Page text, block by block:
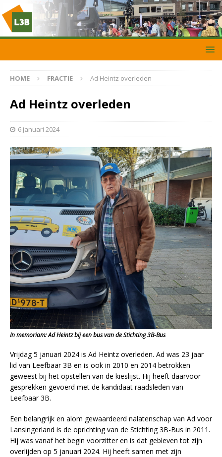
HOME FRACTIE Ad Heintz overleden
Ad Heintz overleden
6 januari 2024
In memoriam:Ad Heintz bij een bus van de Stichting 3B-Bus
Vrijdag 5 januari 2024 is Ad Heintz overleden. Ad was 23 jaar
lid van Leefbaar 3B en is ook in 2010 en 2014 betrokken
geweest bij het opstellen van de kieslijst. Hij heeft daarvoor
gesprekken gevoerd met de kandidaat raadsleden van
Leefbaar 3B.
Een belangrijk en alom gewaardeerd nalatenschap van Ad voor
Lansingerland is de oprichting van de Stichting 3B-Bus in 2011.
Hij was vanaf het begin voorzitter en is dat gebleven tot zijn
overlijden op 5 januari 2024. Hij heeft samen met zijn